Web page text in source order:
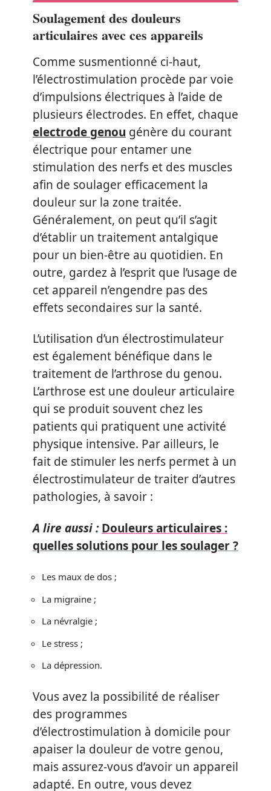
Soulagement des douleurs
articulaires avec ces appareils
Comme susmentionné ci-haut,
l’électrostimulation procède par voie
d’impulsions électriques à l’aide de
plusieurs électrodes. En effet, chaque
electrode genou génère du courant
électrique pour entamer une
stimulation des nerfs et des muscles
afin de soulager efficacement la
douleur sur la zone traitée.
Généralement, on peut qu’il s’agit
d’établir un traitement antalgique
pour un bien-être au quotidien. En
outre, gardez à l’esprit que l’usage de
cet appareil n’engendre pas des
effets secondaires sur la santé.
L’utilisation d’un électrostimulateur
est également bénéfique dans le
traitement de l’arthrose du genou.
L’arthrose est une douleur articulaire
qui se produit souvent chez les
patients qui pratiquent une activité
physique intensive. Par ailleurs, le
fait de stimuler les nerfs permet à un
électrostimulateur de traiter d’autres
pathologies, à savoir :
A lire aussi : Douleurs articulaires :
quelles solutions pour les soulager ?
Les maux de dos ;
La migraine ;
La névralgie ;
Le stress ;
La dépression.
Vous avez la possibilité de réaliser
des programmes
d’électrostimulation à domicile pour
apaiser la douleur de votre genou,
mais assurez-vous d’avoir un appareil
adapté. En outre, vous devez